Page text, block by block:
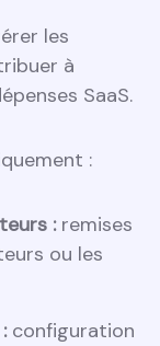
les
à
SaaS.
:
:remises
ou les
configuration